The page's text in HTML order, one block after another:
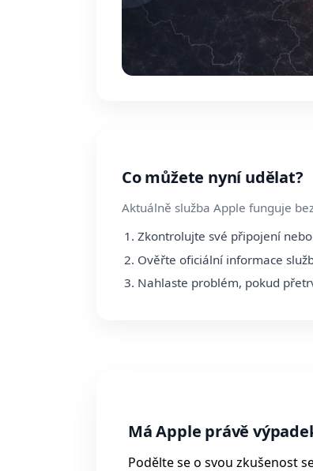
Co můžete nyní udělat?
Aktuálně služba Apple funguje
Zkontrolujte své připojení
Ověřte oficiální informace
Nahlaste problém, pokud
Má Apple právě
Podělte se o svou zkušenost